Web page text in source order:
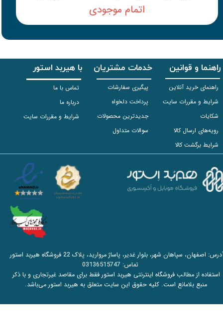
اتمام موجودی
راهنما و قوانین
راهنمای خرید آنلاین
شرایط و مقررات سایت
شکایات
رویه‌های ارسال کالا
شرایط برگشت کالا
خدمات مشتریان
پیگیری سفارشات
پرداخت دلخواه
جدیدترین محصولات
سوالات متداول
با هیربد استور
تماس با ما
درباره ما
شرایط و مقررات سایت
آدرس: اصفهان، سپاهان شهر، بلوار غدیر، پاساژ مروارید، پلاک 22 فروشگاه هیربد استور
تماس: 03136515747
استفاده از مطالب فروشگاه اینترنتی هیربد استور فقط برای مقاصد غیرتجاری و با ذکر
منبع بلامانع است. کلیه حقوق این سایت متعلق به هیربد استور می‌باشد.​​​​​​​